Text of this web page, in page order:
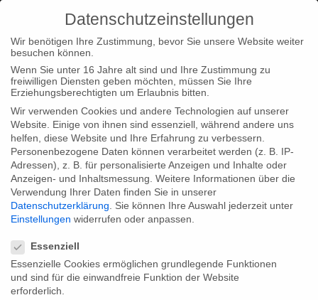
Datenschutzeinstellungen
Wir benötigen Ihre Zustimmung, bevor Sie unsere Website weiter
besuchen können.
Wenn Sie unter 16 Jahre alt sind und Ihre Zustimmung zu
freiwilligen Diensten geben möchten, müssen Sie Ihre
Erziehungsberechtigten um Erlaubnis bitten.
Wir verwenden Cookies und andere Technologien auf unserer
Website. Einige von ihnen sind essenziell, während andere uns
helfen, diese Website und Ihre Erfahrung zu verbessern.
Personenbezogene Daten können verarbeitet werden (z. B. IP-
Adressen), z. B. für personalisierte Anzeigen und Inhalte oder
Anzeigen- und Inhaltsmessung. Weitere Informationen über die
Verwendung Ihrer Daten finden Sie in unserer
Datenschutzerklärung
Sie können Ihre Auswahl jederzeit unter
Einstellungen widerrufen oder anpassen.
Essenziell
Essenzielle Cookies ermöglichen grundlegende Funktionen
und sind für die einwandfreie Funktion der Website
erforderlich.